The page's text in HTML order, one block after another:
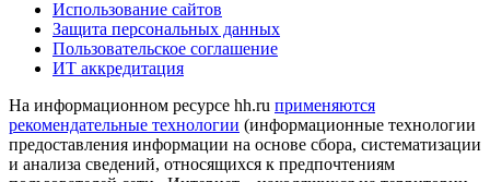
Использование сайтов
Защита персональных данных
Пользовательское соглашение
ИТ аккредитация
На информационном ресурсе hh.ru применяются
рекомендательные технологии (информационные технологии
предоставления информации на основе сбора, систематизации
и анализа сведений, относящихся к предпочтениям